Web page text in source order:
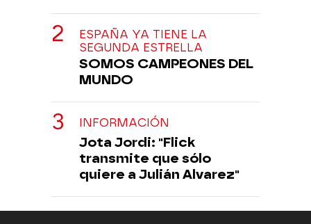
ESPAÑA YA TIENE LA
SEGUNDA ESTRELLA
SOMOS CAMPEONES DEL
MUNDO
INFORMACIÓN
Jota Jordi: "Flick
transmite que sólo
quiere a Julián Alvarez"